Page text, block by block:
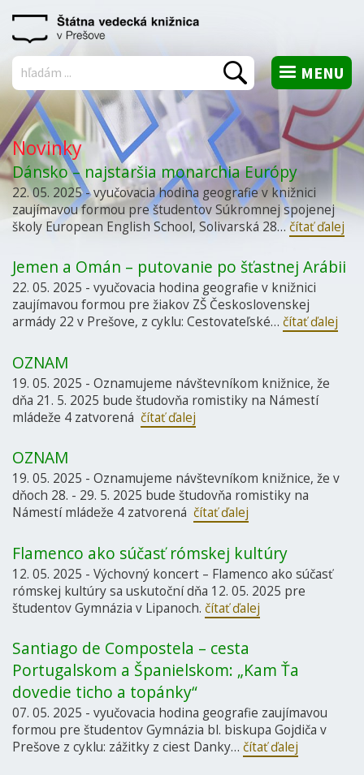
MENU
Vyhľadať
Novinky
Dánsko – najstaršia monarchia Európy
22. 05. 2025 - vyučovacia hodina geografie v knižnici
zaujímavou formou pre študentov Súkromnej spojenej
školy European English School, Solivarská 28… čítať ďalej
Jemen a Omán – putovanie po šťastnej Arábii
22. 05. 2025 - vyučovacia hodina geografie v knižnici
zaujímavou formou pre žiakov ZŠ Československej
armády 22 v Prešove, z cyklu: Cestovateľské… čítať ďalej
OZNAM
19. 05. 2025 - Oznamujeme návštevníkom knižnice, že
dňa 21. 5. 2025 bude študovňa romistiky na Námestí
mládeže 4 zatvorená čítať ďalej
OZNAM
19. 05. 2025 - Oznamujeme návštevníkom knižnice, že v
dňoch 28. - 29. 5. 2025 bude študovňa romistiky na
Námestí mládeže 4 zatvorená čítať ďalej
Flamenco ako súčasť rómskej kultúry
12. 05. 2025 - Výchovný koncert – Flamenco ako súčasť
rómskej kultúry sa uskutoční dňa 12. 05. 2025 pre
študentov Gymnázia v Lipanoch. čítať ďalej
Santiago de Compostela – cesta
Portugalskom a Španielskom: „Kam Ťa
dovedie ticho a topánky“
07. 05. 2025 - vyučovacia hodina geografie zaujímavou
formou pre študentov Gymnázia bl. biskupa Gojdiča v
Prešove z cyklu: zážitky z ciest Danky… čítať ďalej